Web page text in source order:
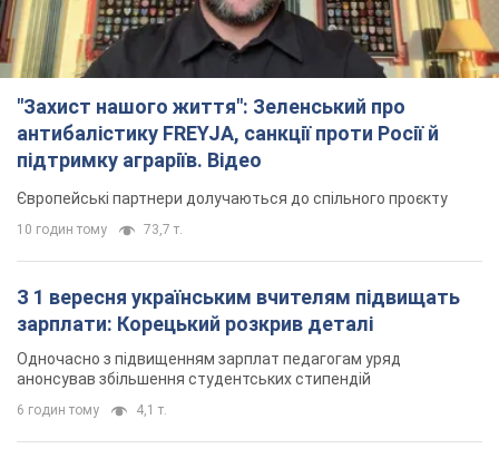
10 годин тому 73,7 т.
З 1 вересня українським вчителям підвищать
зарплати: Корецький розкрив деталі
Одночасно з підвищенням зарплат педагогам уряд
анонсував збільшення студентських стипендій
6 годин тому
"Нам теж вони потрібні": Трамп відповів на
прохання Зеленського щодо передачі Україні
ракет для Patriot
5 годин тому 1,3 т.